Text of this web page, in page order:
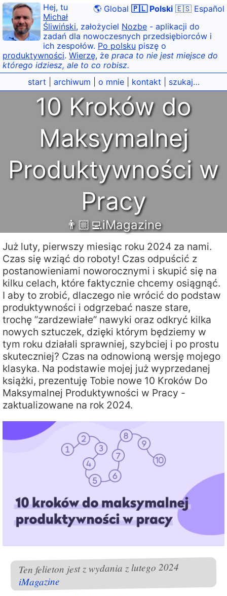
🌎 Global 🇵🇱 Polski 🇪🇸 Español
Hej, tu
Michał
Śliwiński, założyciel Nozbe - aplikacji do
zadań dla nowoczesnych przedsiębiorców i
ich zespołów. Po polsku piszę o
produktywności. Wierzę, że praca to nie jest miejsce do
którego idziesz, ale to co robisz.
start
archiwum o mnie| kontakt szukaj…
10 Kroków do
Maksymalnej
Produktywności w
Pracy
👨🏼‍💻iMagazine
Już luty, pierwszy miesiąc roku 2024 za nami.
Czas się wziąć do roboty! Czas odpuścić z
postanowieniami noworocznymi i skupić się na
kilku celach, które faktycznie chcemy osiągnąć.
I aby to zrobić, dlaczego nie wrócić do podstaw
produktywności i odgrzebać nasze stare,
trochę ”zardzewiałe” nawyki oraz odkryć kilka
nowych sztuczek, dzięki którym będziemy w
tym roku działali sprawniej, szybciej i po prostu
skuteczniej? Czas na odnowioną wersję mojego
klasyka. Na podstawie mojej już wyprzedanej
książki, prezentuję Tobie nowe 10 Kroków Do
Maksymalnej Produktywności w Pracy -
zaktualizowane na rok 2024.
Ten felieton jest z wydania z lutego 2024
iMagazine